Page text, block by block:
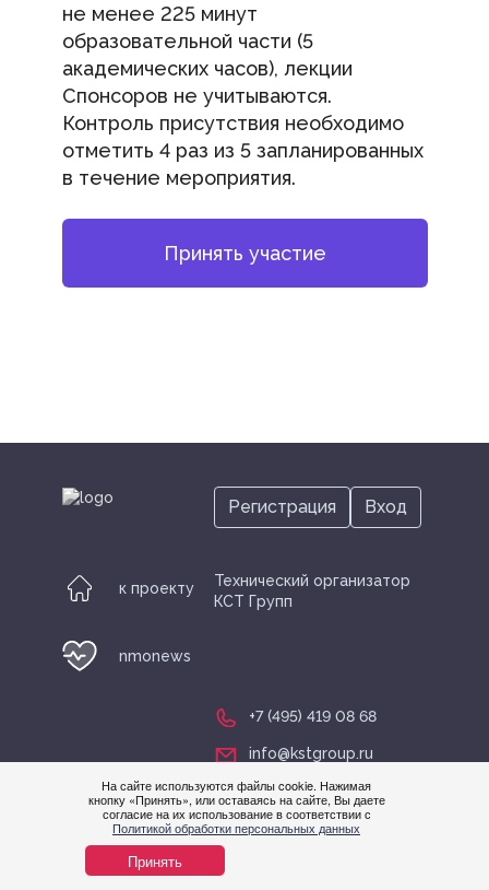
На сайте используются файлы cookie. Нажимая
кнопку «Принять», или оставаясь на сайте, Вы даете
согласие на их использование в соответствии с
Политикой обработки персональных данных
Принять
не менее 225 минут
образовательной части (5
академических часов), лекции
Спонсоров не учитываются.
Контроль присутствия необходимо
отметить 4 раз из 5 запланированных
в течение мероприятия.
Принять участие
к проекту
nmonews
Технический организатор
КСТ Групп
+7 (495) 419 08 68
info@kstgroup.ru
Регистрация Вход
© nmonews 2026 все права защищены